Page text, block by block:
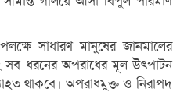
সাধারণ মানুষের জানমালের
সব ধরনের অপরাধের মূল উৎপাটন
থাকবে। অপরাধমুক্ত ও নিরাপদ